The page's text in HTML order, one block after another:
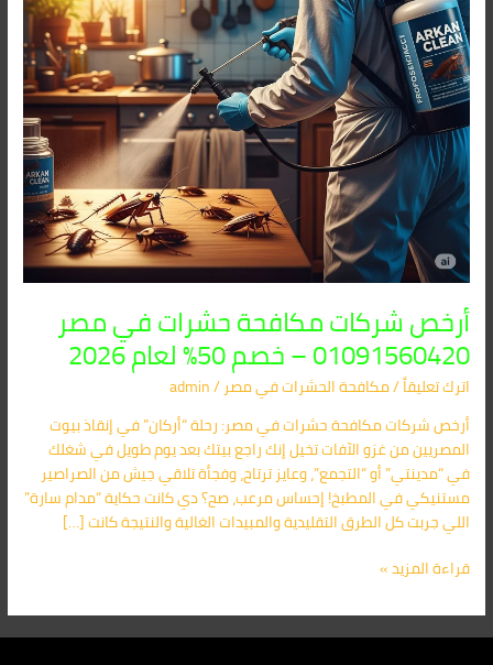
أرخص شركات مكافحة حشرات في مصر
01091560420 – خصم 50% لعام 2026
اترك تعليقاً/مكافحة الحشرات في مصر/
admin
أرخص شركات مكافحة حشرات في مصر: رحلة “أركان” في إنقاذ بيوت
المصريين من غزو الآفات تخيل إنك راجع بيتك بعد يوم طويل في شغلك
في “مدينتي” أو “التجمع”، وعايز ترتاح، وفجأة تلاقي جيش من الصراصير
مستنيكي في المطبخ! إحساس مرعب، صح؟ دي كانت حكاية “مدام سارة”
اللي جربت كل الطرق التقليدية والمبيدات الغالية والنتيجة كانت […]
–
خصم
50%
لعام
2026
قراءة المزيد »